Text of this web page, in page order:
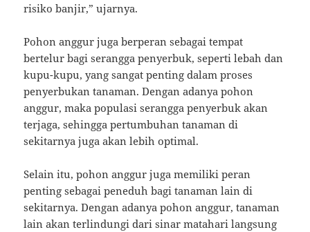
risiko banjir,” ujarnya.
Pohon anggur juga berperan sebagai tempat
bertelur bagi serangga penyerbuk, seperti lebah dan
kupu-kupu, yang sangat penting dalam proses
penyerbukan tanaman. Dengan adanya pohon
anggur, maka populasi serangga penyerbuk akan
terjaga, sehingga pertumbuhan tanaman di
sekitarnya juga akan lebih optimal.
Selain itu, pohon anggur juga memiliki peran
penting sebagai peneduh bagi tanaman lain di
sekitarnya. Dengan adanya pohon anggur, tanaman
lain akan terlindungi dari sinar matahari langsung